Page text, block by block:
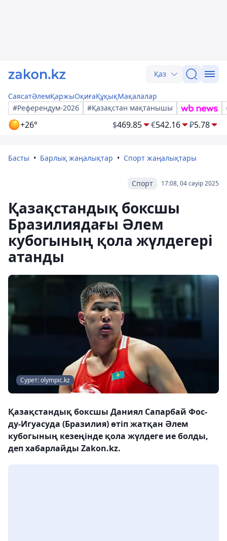
Қаз
СаясатӘлемҚаржыОқиғаҚұқықМақалалар
#Референдум-2026
#Қазақстан мақтанышы
+26° $469.85 €542.16 ₽5.78
Басты Барлық жаңалықтар Спорт жаңалықтары
17:08, 04 сәуір 2025
Спорт
Қазақстандық боксшы
Бразилиядағы Әлем
кубогының қола жүлдегері
атанды
Сурет: olympic.kz
Қазақстандық боксшы Даниял Сапарбай Фос-
ду-Игуасуда (Бразилия) өтіп жатқан Әлем
кубогының кезеңінде қола жүлдеге ие болды,
деп хабарлайды Zakon.kz.